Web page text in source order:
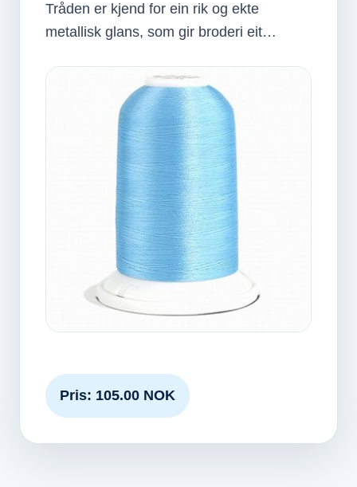
Tråden er kjend for ein rik og ekte
metallisk glans, som gir broderi eit…
Pris: 105.00 NOK